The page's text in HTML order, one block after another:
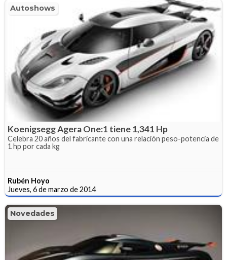
Autoshows
Koenigsegg Agera One:1 tiene 1,341 Hp
Celebra 20 años del fabricante con una relación peso-potencia de
1 hp por cada kg
Rubén Hoyo
Jueves, 6 de marzo de 2014
Novedades